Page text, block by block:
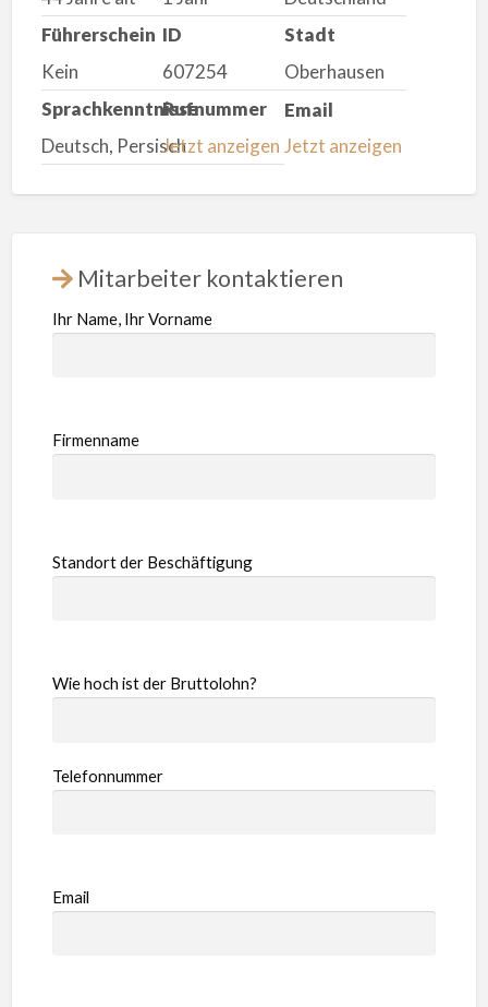
Führerschein
Kein
ID
607254
Stadt
Oberhausen
Sprachkenntnisse
Deutsch, Persisch
Rufnummer
Jetzt anzeigen
Email
Jetzt anzeigen
Mitarbeiter kontaktieren
Ihr Name, Ihr Vorname
Firmenname
Standort der Beschäftigung
Wie hoch ist der Bruttolohn?
Telefonnummer
Email